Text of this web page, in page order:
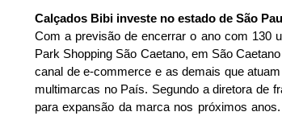
Calçados Bibi investe no estado de São
Com a previsão de encerrar o ano com 130
Park Shopping São Caetano, em São
canal de e-commerce e as demais que
multimarcas no País. Segundo a diretora de
para expansão da marca nos próximos